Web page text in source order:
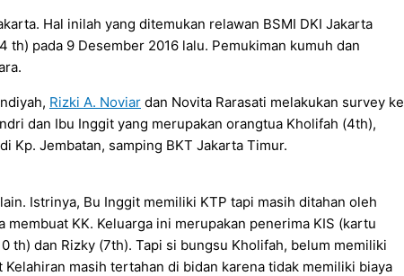
Hal inilah yang ditemukan relawan BSMI DKI Jakarta
pada 9 Desember 2016 lalu. Pemukiman kumuh dan
Rizki A. Noviar dan Novita Rarasati melakukan survey ke
dan Ibu Inggit yang merupakan orangtua Kholifah (4th),
Kp. Jembatan, samping BKT Jakarta Timur.
Istrinya, Bu Inggit memiliki KTP tapi masih ditahan oleh
KK. Keluarga ini merupakan penerima KIS (kartu
th) dan Rizky (7th). Tapi si bungsu Kholifah, belum memiliki
masih tertahan di bidan karena tidak memiliki biaya